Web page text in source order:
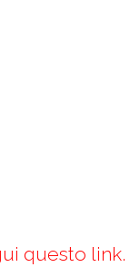
questo link.